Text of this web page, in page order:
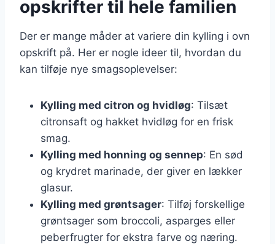
opskrifter til hele familien
Der er mange måder at variere din kylling i ovn
opskrift på. Her er nogle ideer til, hvordan du
kan tilføje nye smagsoplevelser:
Kylling med citron og hvidløg: Tilsæt
citronsaft og hakket hvidløg for en frisk
smag.
Kylling med honning og sennep: En sød
og krydret marinade, der giver en lækker
glasur.
Kylling med grøntsager: Tilføj forskellige
grøntsager som broccoli, asparges eller
peberfrugter for ekstra farve og næring.